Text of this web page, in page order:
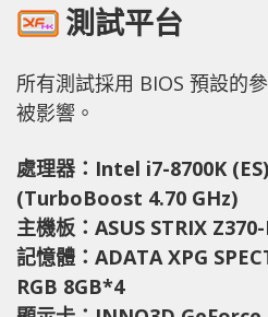
測試平台
所有測試採用 BIOS 預設的
被影響。
處理器：Intel i7-8700K
(TurboBoost 4.70 GHz)
主機板：ASUS STRIX
記憶體：ADATA XPG
RGB 8GB*4